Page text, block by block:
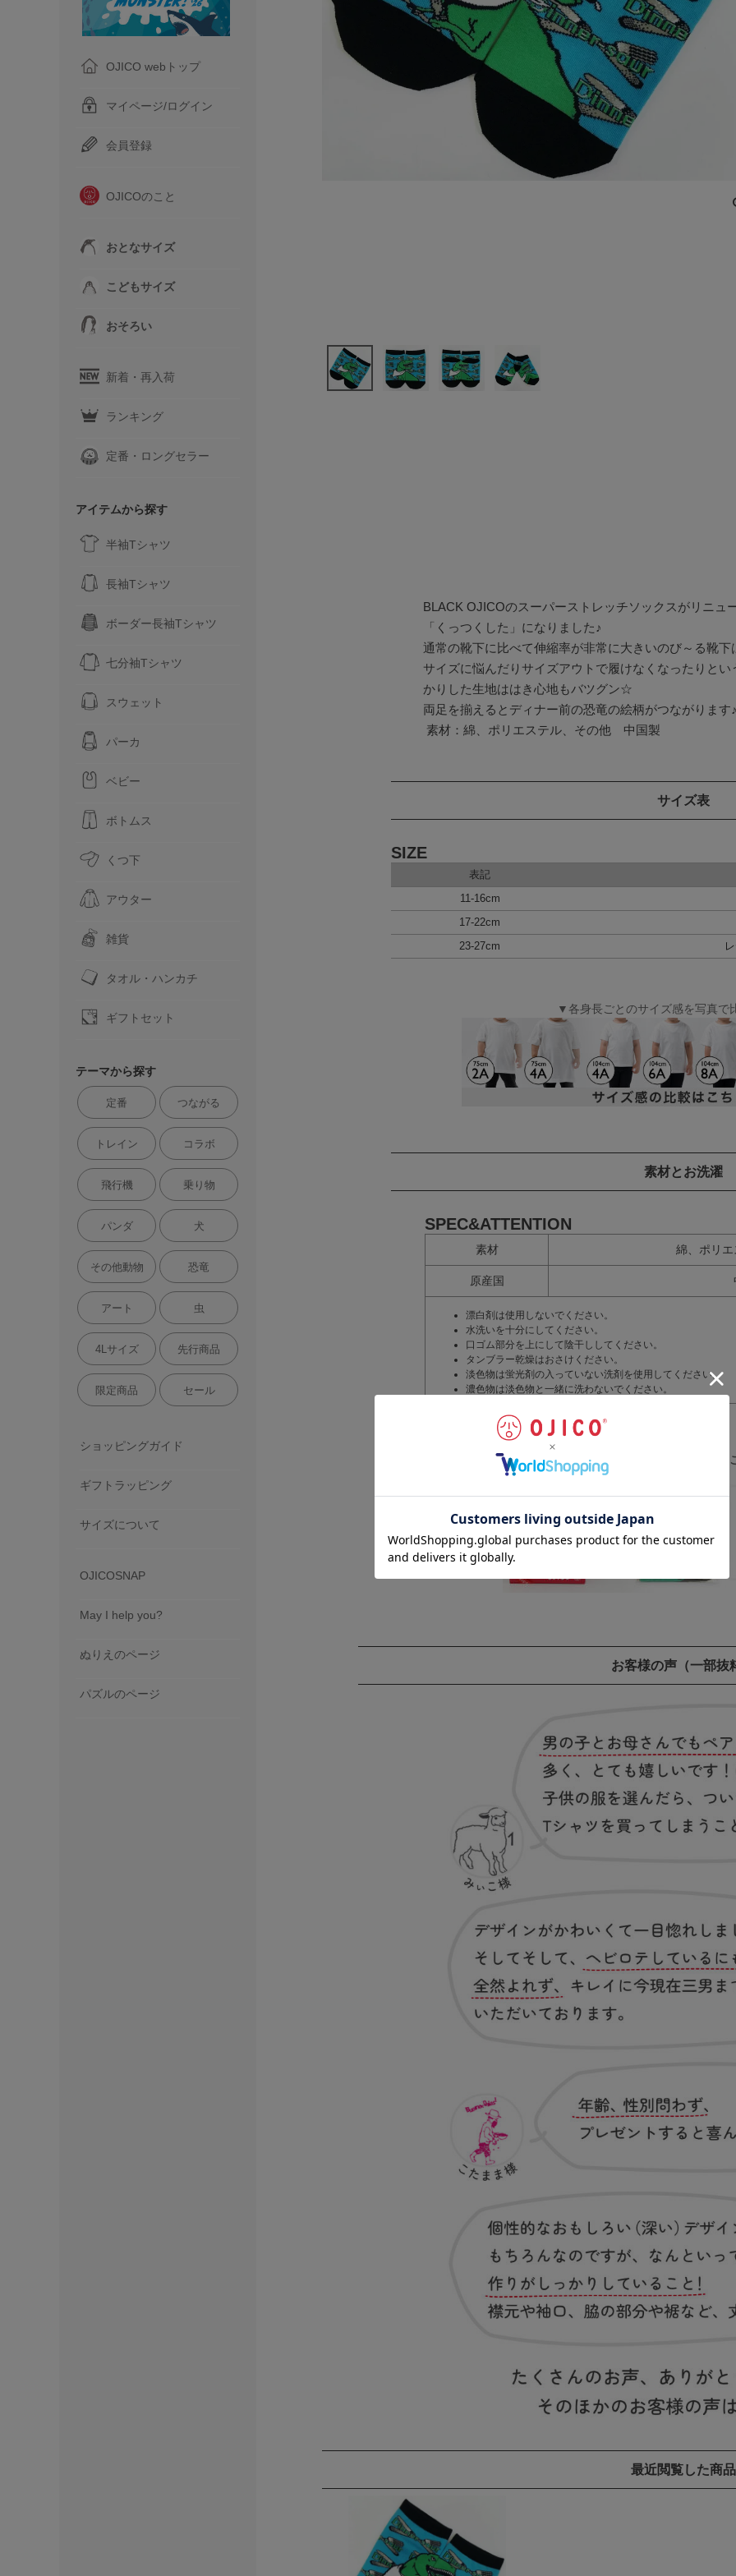
OJICO webトップ
マイページ/ログイン
会員登録
OJICOのこと
おとなサイズ
こどもサイズ
おそろい
新着・再入荷
ランキング
定番・ロングセラー
アイテムから探す
半袖Tシャツ
長袖Tシャツ
ボーダー長袖Tシャツ
七分袖Tシャツ
スウェット
パーカ
ベビー
ボトムス
くつ下
アウター
雑貨
タオル・ハンカチ
ギフトセット
テーマから探す
定番 つながる
トレイン コラボ
飛行機 乗り物
パンダ 犬
その他動物 恐竜
アート 虫
4Lサイズ 先行商品
限定商品 セール
ショッピングガイド
ギフトラッピング
サイズについて
OJICOSNAP
May I help you?
ぬりえのページ
パズルのページ
BLACK OJICOのスーパーストレッチソックスがリニュ
「くっつくした」になりました♪
通常の靴下に比べて伸縮率が非常に大きいのび～る靴
サイズに悩んだりサイズアウトで履けなくなったりと
かりした生地ははき心地もバツグン☆
両足を揃えるとディナー前の恐竜の絵柄がつながりま
素材：綿、ポリエステル、その他　中国製
サイズ表
SIZE
表記
11-16cm
17-22cm
23-27cm
▼各身長ごとのサイズ感を写真で
素材とお洗濯
SPEC&ATTENTION
素材 綿、ポリ
原産国
漂白剤は使用しないでください。
水洗いを十分にしてください。
口ゴム部分を上にして陰干ししてください。
タンブラー乾燥はおさけください。
淡色物は蛍光剤の入っていない洗剤を使用してください。
濃色物は淡色物と一緒に洗わないでください。
ギフトラッピングのご注文は
お客様の声 （一部抜
最近閲覧した商品